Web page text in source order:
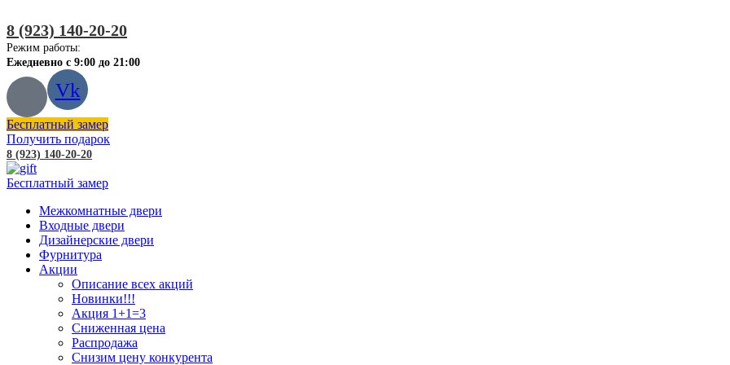
8 (923) 140-20-20
Режим работы:
Ежедневно с 9:00 до 21:00
Vk
Бесплатный замер
Получить подарок
8 (923) 140-20-20
Бесплатный замер
Межкомнатные двери
Входные двери
Дизайнерские двери
Фурнитура
Акции
Описание всех акций
Новинки!!!
Акция 1+1=3
Сниженная цена
Распродажа
Снизим цену конкурента